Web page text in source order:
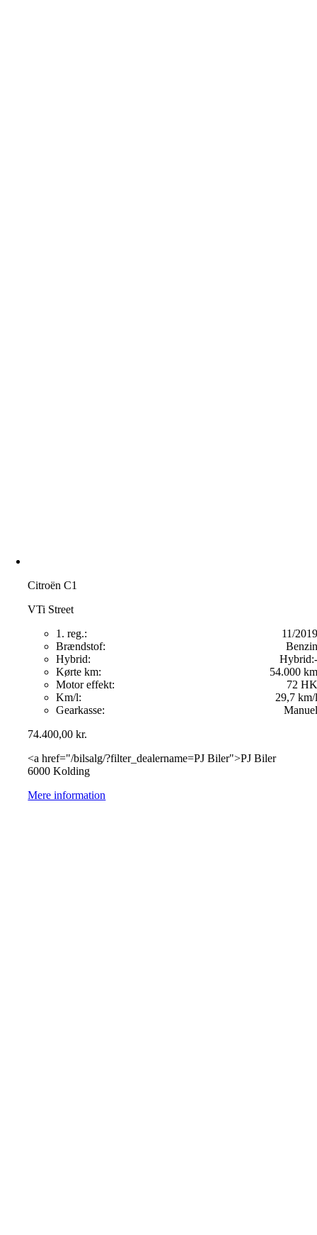
Citroën C1
VTi Street
1. reg.:
11/2019
Brændstof:
Benzin
Hybrid:
Hybrid:-
Kørte km:
54.000 km
Motor effekt:
72 HK
Km/l:
29,7 km/l
Gearkasse:
Manuel
74.400,00kr.
<a href="/bilsalg/?filter_dealername=PJ Biler">PJ Biler
6000 Kolding
Mere information